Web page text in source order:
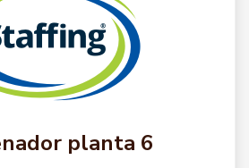
planta 6